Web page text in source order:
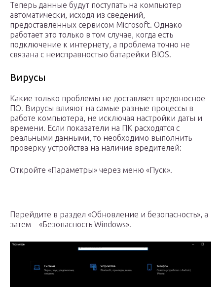
Теперь данные будут поступать на компьютер
автоматически, исходя из сведений,
предоставленных сервисом Microsoft. Однако
работает это только в том случае, когда есть
подключение к интернету, а проблема точно не
связана с неисправностью батарейки BIOS.
Вирусы
Какие только проблемы не доставляет вредоносное
ПО. Вирусы влияют на самые разные процессы в
работе компьютера, не исключая настройки даты и
времени. Если показатели на ПК расходятся с
реальными данными, то необходимо выполнить
проверку устройства на наличие вредителей:
Откройте «Параметры» через меню «Пуск».
Перейдите в раздел «Обновление и безопасность», а
затем – «Безопасность Windows».